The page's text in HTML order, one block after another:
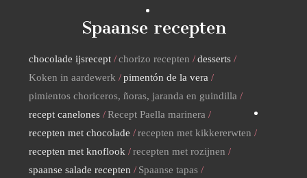
Spaanse recepten
chocolade ijsrecept chorizo recepten
desserts
Koken in aardewerk
pimentón de la vera
pimientos choriceros, ñoras, jaranda en guindilla
recept canelones
Recept Paella marinera
recepten met chocolade
recepten met kikkererwten
recepten met knoflook
recepten met rozijnen
spaanse salade recepten
Spaanse tapas